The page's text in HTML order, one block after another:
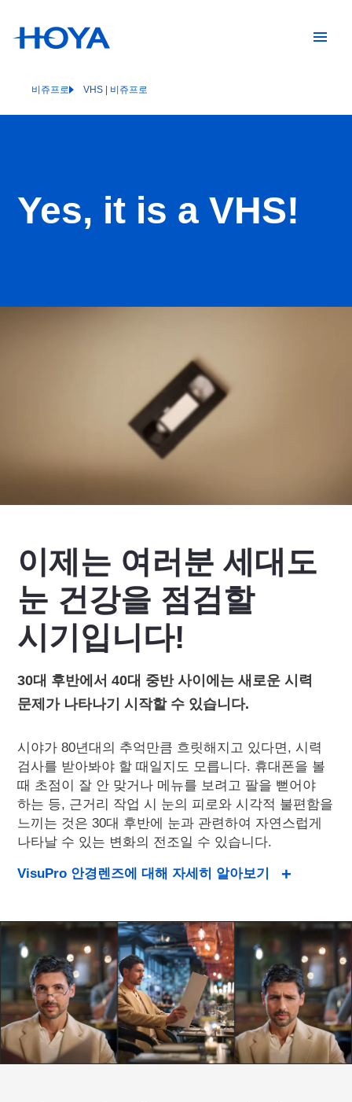
비쥬프로 VHS | 비쥬프로
Yes, it is a VHS!
이제는 여러분 세대도
눈 건강을 점검할
시기입니다!
30대 후반에서 40대 중반 사이에는 새로운 시력
문제가 나타나기 시작할 수 있습니다.
시야가 80년대의 추억만큼 흐릿해지고 있다면, 시력
검사를 받아봐야 할 때일지도 모릅니다. 휴대폰을 볼
때 초점이 잘 안 맞거나 메뉴를 보려고 팔을 뻗어야
하는 등, 근거리 작업 시 눈의 피로와 시각적 불편함을
느끼는 것은 30대 후반에 눈과 관련하여 자연스럽게
나타날 수 있는 변화의 전조일 수 있습니다.
VisuPro 안경렌즈에 대해 자세히 알아보기